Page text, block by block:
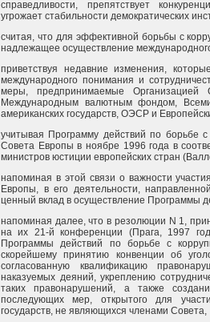
справедливости, препятствует
угрожает стабильности демократических
считая, что для эффективной борьбы с
надлежащее осуществление
приветствуя недавние изменения,
международного понимания и
меры, предпринимаемые
Международным валютным фондом,
американских государств, ОЭСР и
учитывая Программу действий по борьбе
Совета Европы в ноябре 1996 года в
министров юстиции европейских стран
напоминая в этой связи о важности
Европы, в его деятельности,
ценный вклад в осуществление Программы
напоминая далее, что в резолюции N 1,
на их 21-й конференции (Прага, 1997
Программы действий по борьбе с
скорейшему принятию конвенции об
согласованную квалификацию
наказуемых деяний, укреплению
таких правонарушений, а также
последующих мер, открытого для
государств, не являющихся членами Совета,